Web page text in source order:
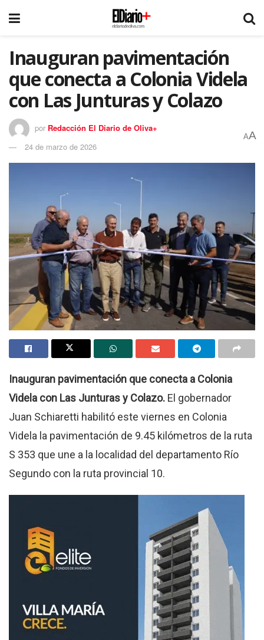
Inauguran pavimentación
que conecta a Colonia Videla
con Las Junturas y Colazo
por Redacción El Diario de Oliva+
24 de marzo de 2026
AA
Inauguran pavimentación que conecta a Colonia
Videla con Las Junturas y Colazo. El gobernador
Juan Schiaretti habilitó este viernes en Colonia
Videla la pavimentación de 9.45 kilómetros de la ruta
S 353 que une a la localidad del departamento Río
Segundo con la ruta provincial 10.